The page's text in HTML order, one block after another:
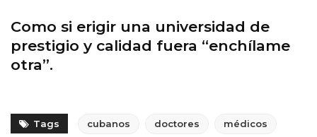
Como si erigir una universidad de
prestigio y calidad fuera “enchílame
otra”.
Tags cubanos doctores médicos